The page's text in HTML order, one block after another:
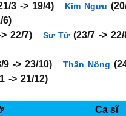
3 -> 19/4) Kim Ngưu
6)
> 22/7) Sư Tử (23/7 ->
9 -> 23/10) Thần Nông
-> 21/12)
Ca sĩ